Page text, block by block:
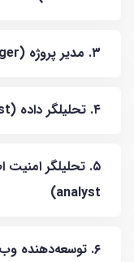
۳. مدیر پروژه (Project manager)
۴. تحلیلگر داده (Data analyst)
analyst)
۶. توسعه‌دهنده وب (Software developer)